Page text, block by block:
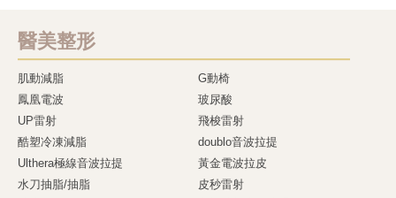
醫美整形
肌動減脂
G動椅
鳳凰電波
玻尿酸
UP雷射
飛梭雷射
酷塑冷凍減脂
doublo音波拉提
Ulthera極線音波拉提
黃金電波拉皮
水刀抽脂/抽脂
皮秒雷射